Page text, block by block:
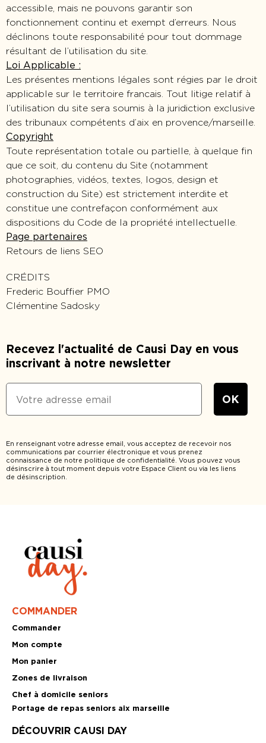
accessible, mais ne pouvons garantir son
fonctionnement continu et exempt d’erreurs. Nous
déclinons toute responsabilité pour tout dommage
résultant de l’utilisation du site.
Loi Applicable :
Les présentes mentions légales sont régies par le droit
applicable sur le territoire francais. Tout litige relatif à
l’utilisation du site sera soumis à la juridiction exclusive
des tribunaux compétents d’aix en provence/marseille.
Copyright
Toute représentation totale ou partielle, à quelque fin
que ce soit, du contenu du Site (notamment
photographies, vidéos, textes, logos, design et
construction du Site) est strictement interdite et
constitue une contrefaçon conformément aux
dispositions du Code de la propriété intellectuelle.
Page partenaires
Retours de liens SEO
CRÉDITS
Frederic Bouffier PMO
Clémentine Sadosky
Recevez l'actualité de Causi Day en vous
inscrivant à notre newsletter
En renseignant votre adresse email, vous acceptez de recevoir nos
communications par courrier électronique et vous prenez
connaissance de notre politique de confidentialité. Vous pouvez vous
désinscrire à tout moment depuis votre Espace Client ou via les liens
de désinscription.
COMMANDER
Commander
Mon compte
Mon panier
Zones de livraison
Chef à domicile seniors
Portage de repas seniors aix marseille
DÉCOUVRIR CAUSI DAY